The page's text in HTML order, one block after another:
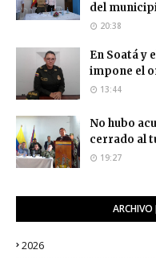
del
20:38
En Soatá y
impone el
13:44
No hubo
cerrado al
19:27
2026